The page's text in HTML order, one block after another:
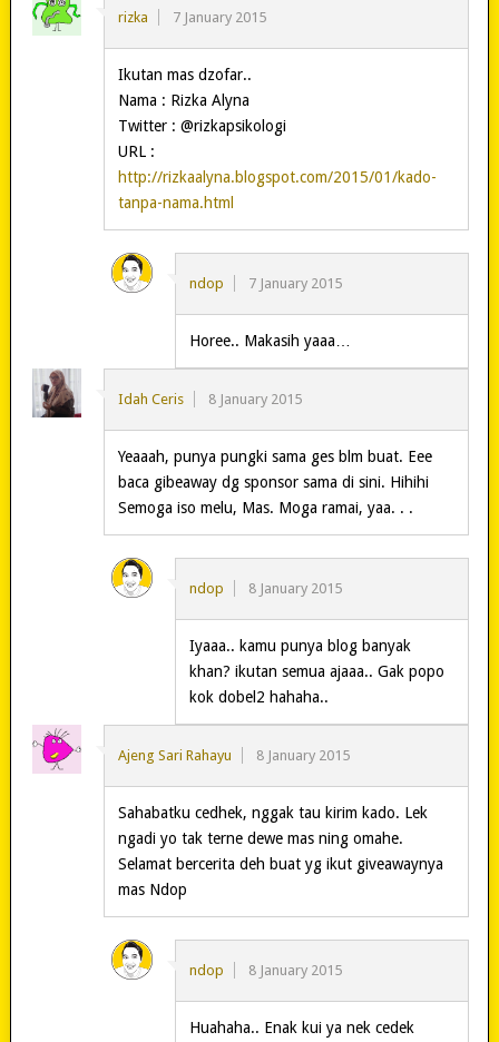
rizka 7 January 2015
Ikutan mas dzofar..
Nama : Rizka Alyna
Twitter : @rizkapsikologi
URL :
http://rizkaalyna.blogspot.com/2015/01/kado-
tanpa-nama.html
ndop 7 January 2015
Horee.. Makasih yaaa…
Idah Ceris 8 January 2015
Yeaaah, punya pungki sama ges blm buat. Eee
baca gibeaway dg sponsor sama di sini. Hihihi
Semoga iso melu, Mas. Moga ramai, yaa. . .
ndop 8 January 2015
Iyaaa.. kamu punya blog banyak
khan? ikutan semua ajaaa.. Gak popo
kok dobel2 hahaha..
Ajeng Sari Rahayu 8 January 2015
Sahabatku cedhek, nggak tau kirim kado. Lek
ngadi yo tak terne dewe mas ning omahe.
Selamat bercerita deh buat yg ikut giveawaynya
mas Ndop
ndop 8 January 2015
Huahaha.. Enak kui ya nek cedek